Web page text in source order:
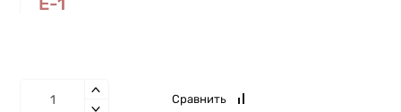
Сравнить